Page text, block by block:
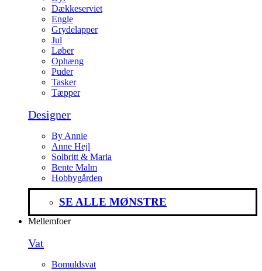
Dækkeserviet
Engle
Grydelapper
Jul
Løber
Ophæng
Puder
Tasker
Tæpper
Designer
By Annie
Anne Hejl
Solbritt & Maria
Bente Malm
Hobbygården
SE ALLE MØNSTRE
Mellemfoer
Vat
Bomuldsvat